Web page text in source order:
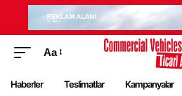
Aa
Haberler Teslimatlar Kampanyalar